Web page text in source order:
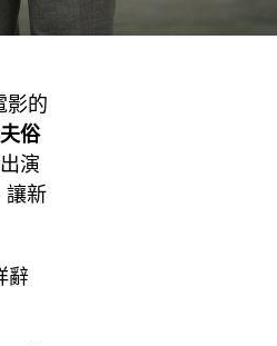
影的
夫俗
演
讓新
辭